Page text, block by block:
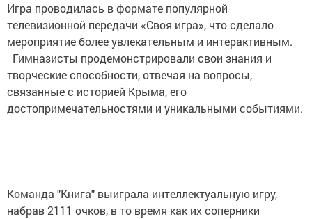
Игра проводилась в формате популярной
телевизионной передачи «Своя игра», что сделало
мероприятие более увлекательным и интерактивным.
Гимназисты продемонстрировали свои знания и
творческие способности, отвечая на вопросы,
связанные с историей Крыма, его
достопримечательностями и уникальными событиями.
Команда "Книга" выиграла интеллектуальную игру,
набрав 2111 очков, в то время как их соперники